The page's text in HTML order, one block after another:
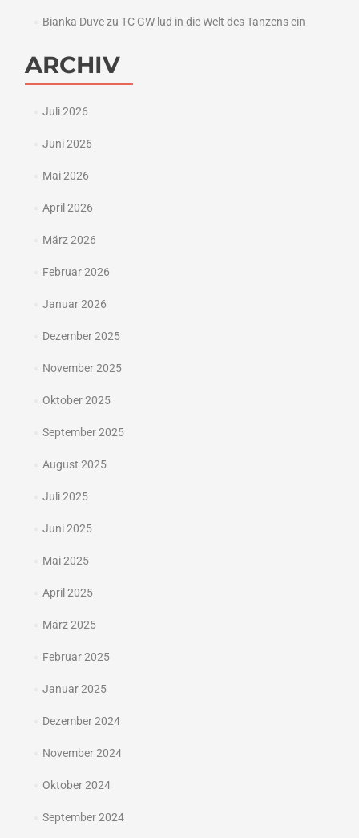
Bianka Duvezu TC GW lud in die Welt des Tanzens ein
ARCHIV
Juli 2026
Juni 2026
Mai 2026
April 2026
März 2026
Februar 2026
Januar 2026
Dezember 2025
November 2025
Oktober 2025
September 2025
August 2025
Juli 2025
Juni 2025
Mai 2025
April 2025
März 2025
Februar 2025
Januar 2025
Dezember 2024
November 2024
Oktober 2024
September 2024